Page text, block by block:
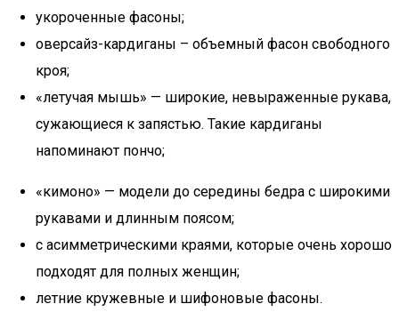
укороченные фасоны;
оверсайз-кардиганы – объемный фасон свободного
кроя;
«летучая мышь» — широкие, невыраженные рукава,
сужающиеся к запястью. Такие кардиганы
напоминают пончо;
«кимоно» — модели до середины бедра с широкими
рукавами и длинным поясом;
с асимметрическими краями, которые очень хорошо
подходят для полных женщин;
летние кружевные и шифоновые фасоны.